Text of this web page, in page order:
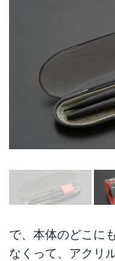
で、本体のどこに
なくって、アクリ